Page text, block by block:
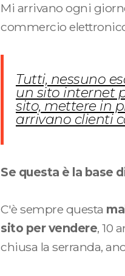
Mi arrivano ogni
commercio
Tutti, nessuno
un sito internet
sito, mettere in
arrivano clienti
Se questa è la base
C'è sempre questa
sito per vendere, 10
chiusa la serranda,